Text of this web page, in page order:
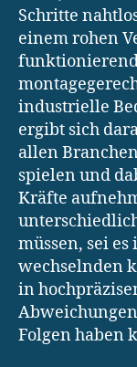
Schritte
einem rohen
industrielle
ergibt sich
allen
spielen und
Kräfte
müssen, sei
wechselnden
in
Folgen haben